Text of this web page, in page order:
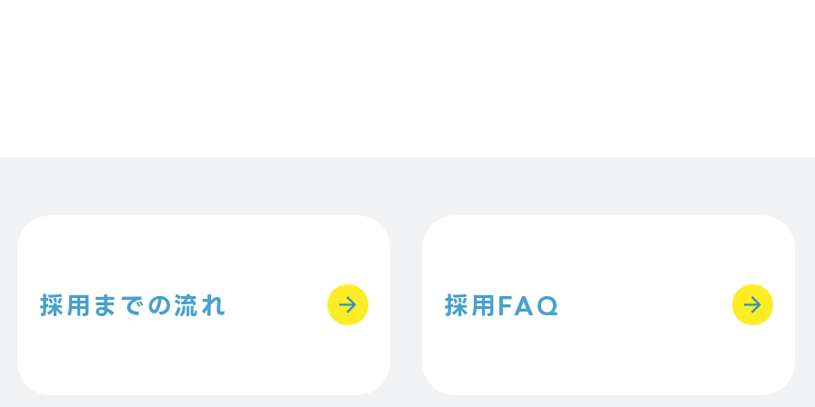
採用までの流れ 採用FAQ